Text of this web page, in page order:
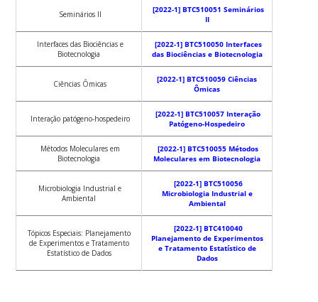
Seminários II
[2022-1] BTC510051 Seminários
II
Interfaces das Biociências e
Biotecnologia
[2022-1] BTC510050 Interfaces
das Biociências e Biotecnologia
Ciências Ômicas
[2022-1] BTC510059 Ciências
Ômicas
Interação patógeno-hospedeiro
[2022-1] BTC510057 Interação
Patógeno-Hospedeiro
Métodos Moleculares em
Biotecnologia
[2022-1] BTC510055 Métodos
Moleculares em Biotecnologia
Microbiologia Industrial e
Ambiental
[2022-1] BTC510056
Microbiologia Industrial e
Ambiental
Tópicos Especiais: Planejamento
de Experimentos e Tratamento
Estatístico de Dados
[2022-1] BTC410040
Planejamento de Experimentos
e Tratamento Estatístico de
Dados